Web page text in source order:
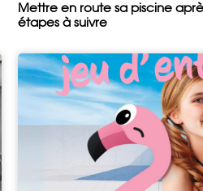
Mettre en route sa piscine
étapes à suivre